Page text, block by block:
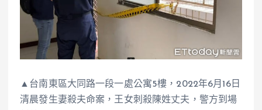
▲台南東區大同路一段一處公寓5樓，2022年6月16日
清晨發生妻殺夫命案，王女刺殺陳姓丈夫，警方到場